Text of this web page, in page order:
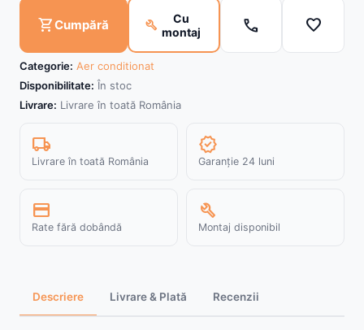
shopping_cartCumpără build
Cu
montaj
call favorite
Categorie: Aer conditionat
Disponibilitate: În stoc
Livrare: Livrare în toată România
local_shipping
Livrare în toată România
verified
Garanție 24 luni
credit_card
Rate fără dobândă
build
Montaj disponibil
Descriere Livrare & Plată Recenzii